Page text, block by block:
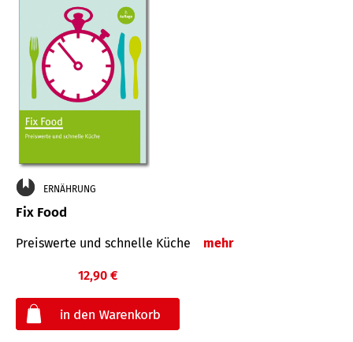
ERNÄHRUNG
Fix Food
Preiswerte und schnelle Küche mehr
12,90 €